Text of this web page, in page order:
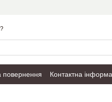
повернення Контактна
договір